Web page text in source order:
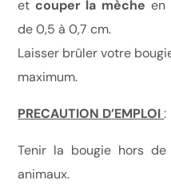
et couper la mèche en
de 0,5 à 0,7 cm.
Laisser brûler votre
maximum.
PRECAUTION D’EMPLOI:
Tenir la bougie hors
animaux.